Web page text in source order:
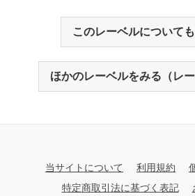
このレーベルについて
ほかのレーベルをみる（レー
当サイトについて 利用規約
特定商取引法に基づく表記